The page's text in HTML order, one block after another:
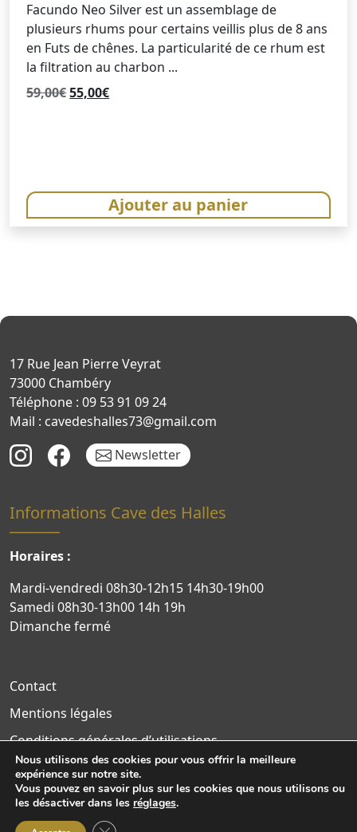
Facundo Neo Silver est un assemblage de
plusieurs rhums pour certains veillis plus de 8 ans
en Futs de chênes. La particularité de ce rhum est
la filtration au charbon ...
59,00€Le
55,00€Le
Ajouter au panier
Nous utilisons des cookies pour vous offrir la meilleure
expérience sur notre site.
Vous pouvez en savoir plus sur les cookies que nous utilisons ou
les désactiver dans les réglages.
17 Rue Jean Pierre Veyrat
73000 Chambéry
Téléphone : 09 53 91 09 24
Mail : cavedeshalles73@gmail.com
Newsletter
Informations Cave des Halles
Horaires :
Mardi-vendredi 08h30-12h15 14h30-19h00
Samedi 08h30-13h00 14h 19h
Dimanche fermé
Contact
Mentions légales
Conditions générales d’utilisations
Politique de confidentialité
Site WordPress par Nouvel Oeil